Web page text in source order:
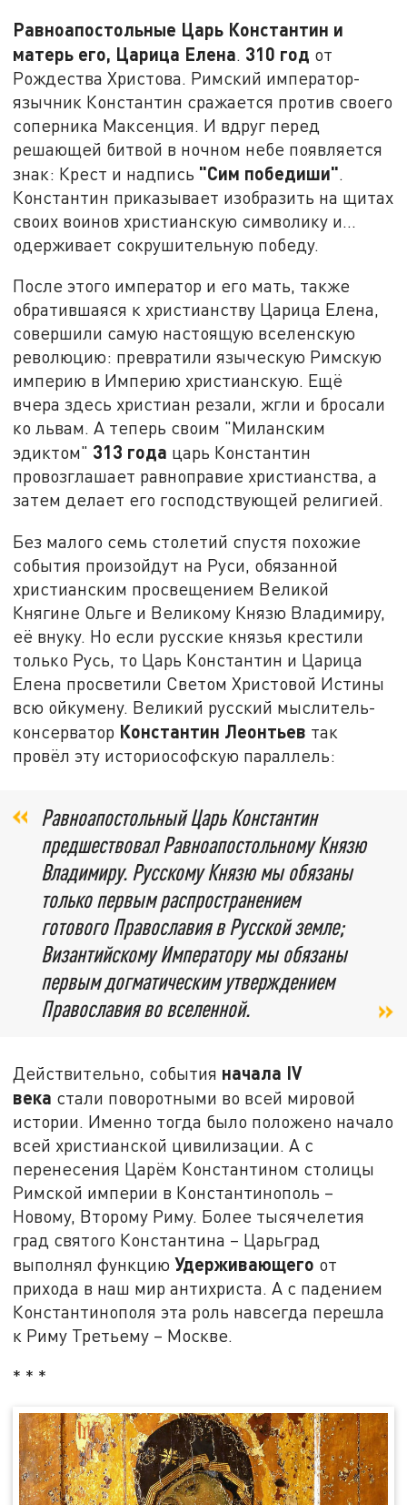
Равноапостольные Царь Константин и
матерь его, Царица Елена. 310 год от
Рождества Христова. Римский император-
язычник Константин сражается против своего
соперника Максенция. И вдруг перед
решающей битвой в ночном небе появляется
знак: Крест и надпись "Сим победиши".
Константин приказывает изобразить на щитах
своих воинов христианскую символику и...
одерживает сокрушительную победу.
После этого император и его мать, также
обратившаяся к христианству Царица Елена,
совершили самую настоящую вселенскую
революцию: превратили языческую Римскую
империю в Империю христианскую. Ещё
вчера здесь христиан резали, жгли и бросали
ко львам. А теперь своим "Миланским
эдиктом" 313 года царь Константин
провозглашает равноправие христианства, а
затем делает его господствующей религией.
Без малого семь столетий спустя похожие
события произойдут на Руси, обязанной
христианским просвещением Великой
Княгине Ольге и Великому Князю Владимиру,
её внуку. Но если русские князья крестили
только Русь, то Царь Константин и Царица
Елена просветили Светом Христовой Истины
всю ойкумену. Великий русский мыслитель-
консерватор Константин Леонтьев так
провёл эту историософскую параллель:
Равноапостольный Царь Константин
предшествовал Равноапостольному Князю
Владимиру. Русскому Князю мы обязаны
только первым распространением
готового Православия в Русской земле;
Византийскому Императору мы обязаны
первым догматическим утверждением
Православия во вселенной.
Действительно, события начала IV
века стали поворотными во всей мировой
истории. Именно тогда было положено начало
всей христианской цивилизации. А с
перенесения Царём Константином столицы
Римской империи в Константинополь –
Новому, Второму Риму. Более тысячелетия
град святого Константина – Царьград
выполнял функциюУдерживающего от
прихода в наш мир антихриста. А с падением
Константинополя эта роль навсегда перешла
к Риму Третьему – Москве.
* * *